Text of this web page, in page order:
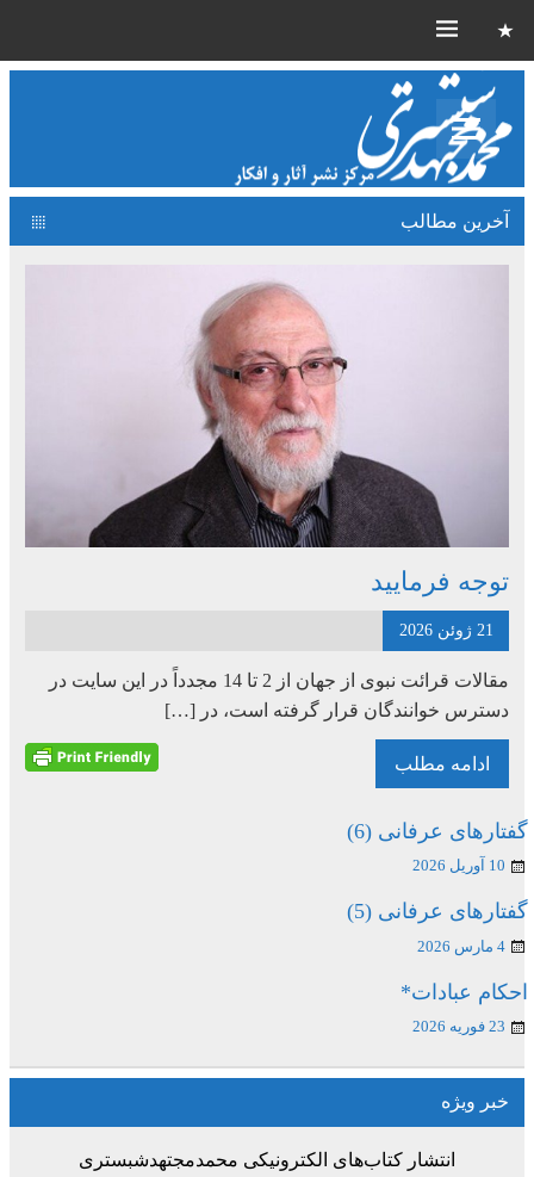
آخرین مطالب
توجه فرمایید
21 ژوئن 2026
مقالات قرائت نبوی از جهان از 2 تا 14 مجدداً در این سایت در
دسترس خوانندگان قرار گرفته است، در […]
ادامه مطلب
گفتارهای عرفانی (6)
10 آوریل 2026
گفتارهای عرفانی (5)
4 مارس 2026
احکام عبادات*
23 فوریه 2026
خبر ویژه
انتشار کتاب‌های الکترونیکی محمدمجتهدشبستری